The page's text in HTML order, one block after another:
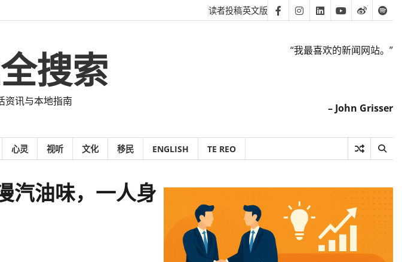
读者投稿英文版 FacebookInstagram
LinkedinYoutube
Weibo
搜索
资讯与本地指南
“我最喜欢的新闻网站。”
– John Grisser
心灵 视听 文化 移民 ENGLISH TE REO
汽油味，一人身